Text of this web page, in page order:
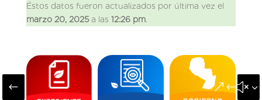
Éstos datos fueron actualizados por última vez el
marzo 20, 2025a las 12:26 pm.
#